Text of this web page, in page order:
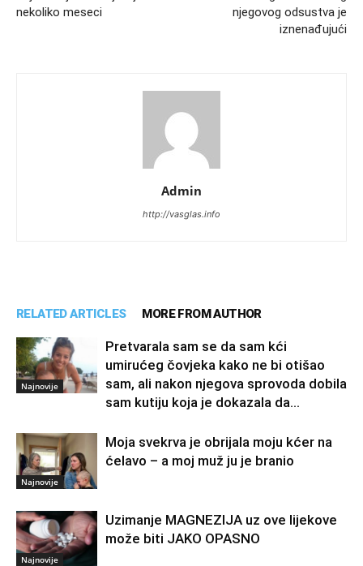
nekoliko meseci
njegovog odsustva je
iznenađujući
Admin
http://vasglas.info
RELATED ARTICLES MORE FROM AUTHOR
Najnovije
Pretvarala sam se da sam kći
umirućeg čovjeka kako ne bi otišao
sam, ali nakon njegova sprovoda dobila
sam kutiju koja je dokazala da...
Najnovije
Moja svekrva je obrijala moju kćer na
ćelavo – a moj muž ju je branio
Najnovije
Uzimanje MAGNEZIJA uz ove lijekove
može biti JAKO OPASNO